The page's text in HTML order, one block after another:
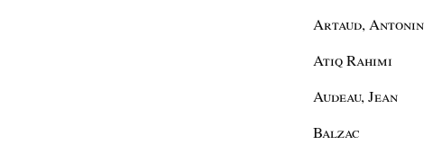
Artaud, Antonin
Atiq Rahimi
Audeau, Jean
Balzac